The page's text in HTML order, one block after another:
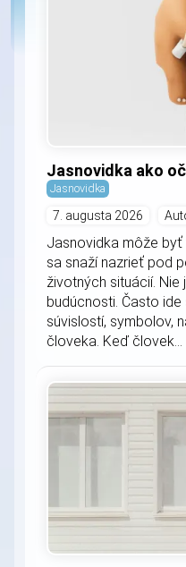
Jasnovidka ako
Jasnovidka
7. augusta 2026
Jasnovidka môže
sa snaží nazrieť pod
životných situácií.
budúcnosti. Často
súvislostí, symbolov,
človeka. Keď človek...